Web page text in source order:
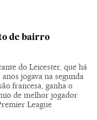
de bairro
do Leicester, que há
anos jogava na segunda
francesa, ganha o
de melhor jogador
League